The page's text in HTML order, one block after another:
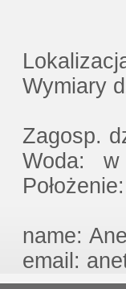
Wymiary
Zagosp.
Woda: w
name:
email: